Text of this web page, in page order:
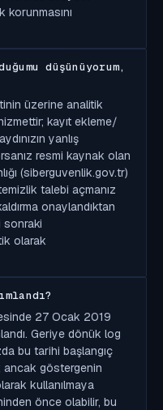
korunmasını
düşünüyorum,
üzerine analitik
kayıt ekleme/
yanlış
resmi kaynak olan
(siberguvenlik.gov.tr)
talebi açmanız
onaylandıktan
sonraki
olarak
27 Ocak 2019
Geriye dönük log
bu tarihi başlangıç
ancak göstergenin
kullanılmaya
önce olabilir, bu